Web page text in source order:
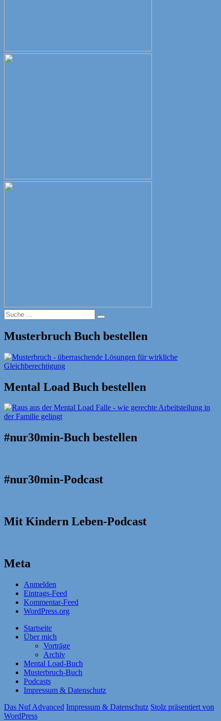
Suche
nach:
Suche
Musterbruch Buch bestellen
Mental Load Buch bestellen
#nur30min-Buch bestellen
#nur30min-Podcast
Mit Kindern Leben-Podcast
Meta
Anmelden
Eintrags-Feed
Kommentar-Feed
WordPress.org
Startseite
Über mich
Vorträge
Archiv
Mental Load-Buch
Musterbruch-Buch
Podcasts
Impressum & Datenschutz
Das Nuf Advanced Impressum & Datenschutz Stolz präsentiert von
WordPress